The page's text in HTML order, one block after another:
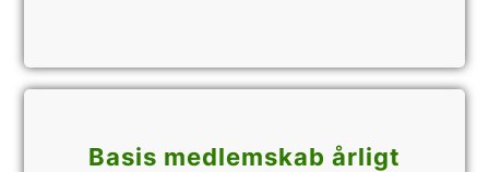
Basis medlemskab årligt